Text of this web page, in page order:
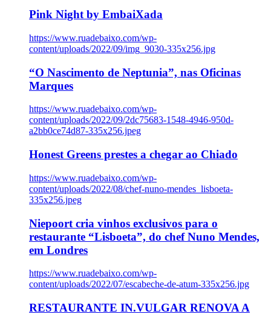
Pink Night by EmbaiXada
https://www.ruadebaixo.com/wp-
content/uploads/2022/09/img_9030-335x256.jpg
“O Nascimento de Neptunia”, nas Oficinas
Marques
https://www.ruadebaixo.com/wp-
content/uploads/2022/09/2dc75683-1548-4946-950d-
a2bb0ce74d87-335x256.jpeg
Honest Greens prestes a chegar ao Chiado
https://www.ruadebaixo.com/wp-
content/uploads/2022/08/chef-nuno-mendes_lisboeta-
335x256.jpeg
Niepoort cria vinhos exclusivos para o
restaurante “Lisboeta”, do chef Nuno Mendes,
em Londres
https://www.ruadebaixo.com/wp-
content/uploads/2022/07/escabeche-de-atum-335x256.jpg
RESTAURANTE IN.VULGAR RENOVA A